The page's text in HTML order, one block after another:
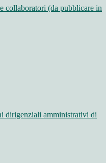
collaboratori (da pubblicare in
dirigenziali amministrativi di